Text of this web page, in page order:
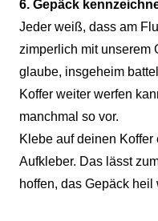
6. Gepäck
Jeder weiß, dass am
zimperlich mit unserem
glaube, insgeheim
Koffer weiter werfen
manchmal so vor.
Klebe auf deinen Koffer
Aufkleber. Das lässt
hoffen, das Gepäck